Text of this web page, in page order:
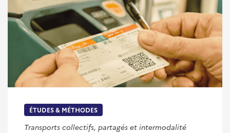
ÉTUDES & MÉTHODES
Transports collectifs, partagés et intermodalité